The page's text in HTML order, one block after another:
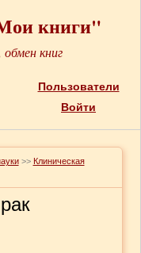
книги"
книг
Пользователи
Войти
>> Клиническая